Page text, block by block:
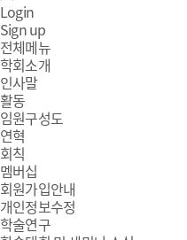
Login
Sign up
전체메뉴
학회소개
인사말
활동
임원구성도
연혁
회칙
멤버십
회원가입안내
개인정보수정
학술연구